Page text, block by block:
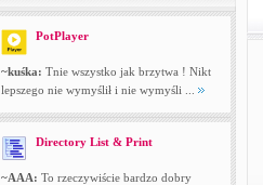
PotPlayer
~kuśka: Tnie wszystko jak brzytwa ! Nikt
lepszego nie wymyślił i nie wymyśli ...
Directory List & Print
~AAA: To rzeczywiście bardzo dobry